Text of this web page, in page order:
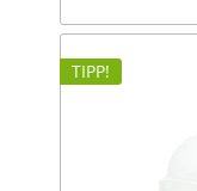
TIPP!